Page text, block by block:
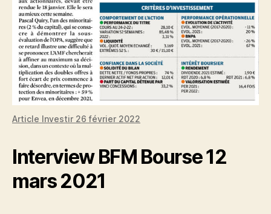
Article Investir 26 février 2022
Interview BFM Bourse 12
mars 2021